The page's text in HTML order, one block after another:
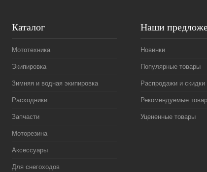
Каталог
Мототехника
Экипировка
Зимняя и водная экипировка
Расходники
Запчасти
Моторезина
Аксессуары
Для снегоходов
Наши
Новинки
Популярные товары
Распродажи и скидки
Рекомендуемые
Уцененные товары